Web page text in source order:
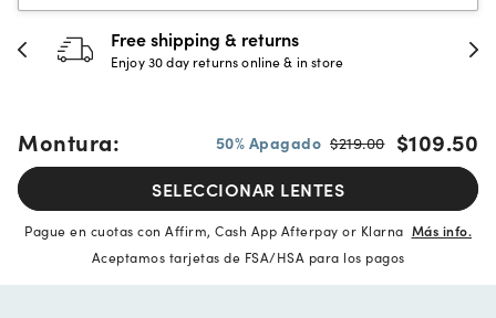
30-day happiness guarantee
Full refund or replacement within 30 days
Montura: 50% Apagado $219.00 $109.50
SELECCIONAR LENTES
Pague en cuotas con Affirm, Cash App Afterpay or Klarna Más info.
Aceptamos tarjetas de FSA/HSA para los pagos